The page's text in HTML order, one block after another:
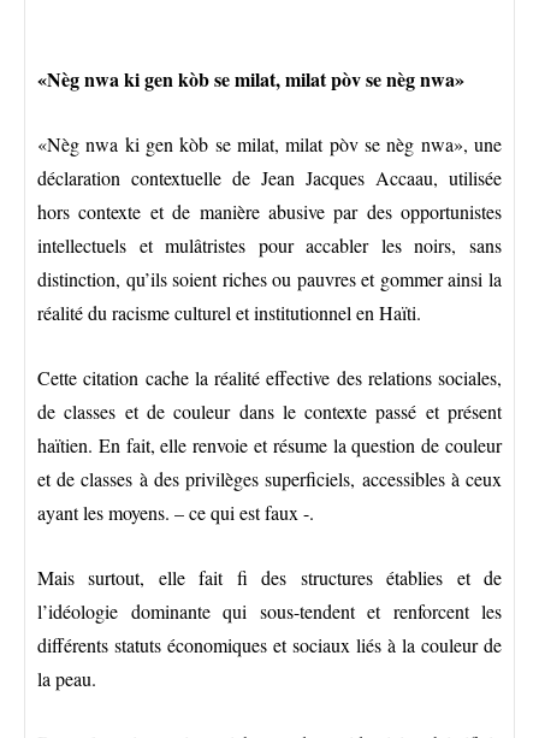
«Nèg nwa ki gen kòb se milat, milat pòv se nèg nwa»
«Nèg nwa ki gen kòb se milat, milat pòv se nèg nwa», une
déclaration contextuelle de Jean Jacques Accaau, utilisée
hors contexte et de manière abusive par des opportunistes
intellectuels et mulâtristes pour accabler les noirs, sans
distinction, qu’ils soient riches ou pauvres et gommer ainsi la
réalité du racisme culturel et institutionnel en Haïti.
Cette citation cache la réalité effective des relations sociales,
de classes et de couleur dans le contexte passé et présent
haïtien. En fait, elle renvoie et résume la question de couleur
et de classes à des privilèges superficiels, accessibles à ceux
ayant les moyens. – ce qui est faux -.
Mais surtout, elle fait fi des structures établies et de
l’idéologie dominante qui sous-tendent et renforcent les
différents statuts économiques et sociaux liés à la couleur de
la peau.